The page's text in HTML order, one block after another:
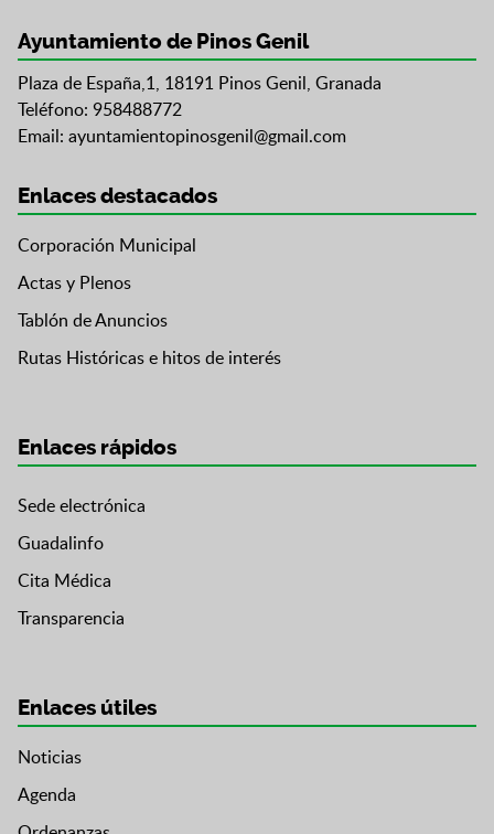
Ayuntamiento de Pinos Genil
Plaza de España,1, 18191 Pinos Genil, Granada
Teléfono: 958488772
Email: ayuntamientopinosgenil@gmail.com
Enlaces destacados
Corporación Municipal
Actas y Plenos
Tablón de Anuncios
Rutas Históricas e hitos de interés
Enlaces rápidos
Sede electrónica
Guadalinfo
Cita Médica
Transparencia
Enlaces útiles
Noticias
Agenda